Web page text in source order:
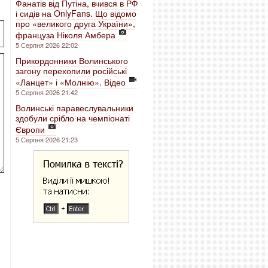
Фанатів від Путіна, вчився в РФ
і сидів на OnlyFans. Що відомо
про «великого друга України»,
француза Ніколя Амбера
5 Серпня 2026 22:02
Прикордонники Волинського
загону перехопили російські
«Ланцет» і «Молнію». Відео
5 Серпня 2026 21:42
Волинські паравеслувальники
здобули срібло на чемпіонаті
Європи
5 Серпня 2026 21:23